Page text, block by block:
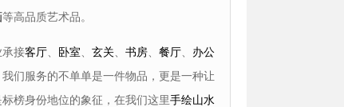
等高品质艺术品。
接客厅、 卧室、 玄关、 书房、 餐厅、 办公
们服务的不单单是一件物品，更是一种让
榜身份地位的象征，在我们这里手绘山水